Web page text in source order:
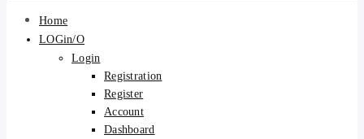
บ้าน
Home
LOGin/O
Login
Registration
Register
Account
Dashboard